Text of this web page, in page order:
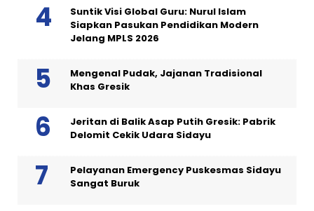
Suntik Visi Global Guru: Nurul Islam
Siapkan Pasukan Pendidikan Modern
Jelang MPLS 2026
Mengenal Pudak, Jajanan Tradisional
Khas Gresik
Jeritan di Balik Asap Putih Gresik: Pabrik
Delomit Cekik Udara Sidayu
Pelayanan Emergency Puskesmas Sidayu
Sangat Buruk